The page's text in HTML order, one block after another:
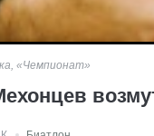
«Чемпионат»